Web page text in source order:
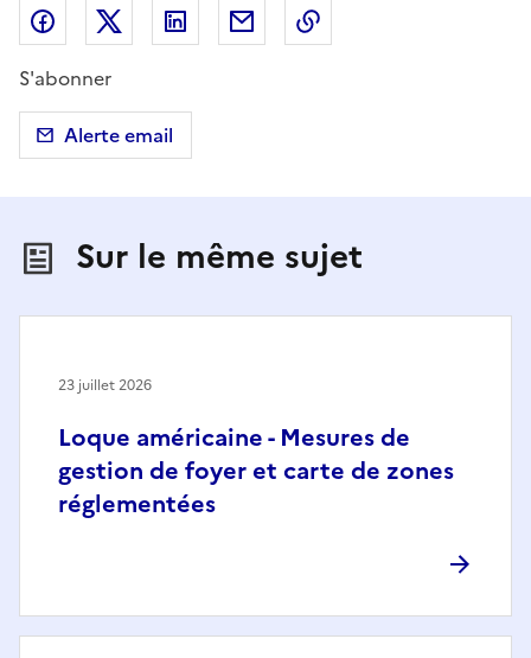
Partager sur Facebook
Partager sur X (anciennement Twitter)
Partager sur LinkedIn
Partager par email
S'abonner
Alerte email
Sur le même sujet
Loque américaine - Mesures de
gestion de foyer et carte de zones
réglementées
23 juillet 2026